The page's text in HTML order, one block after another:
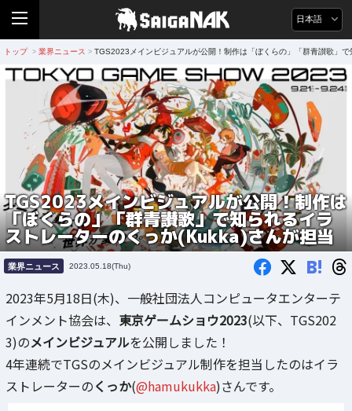
日本語
トップ > 業界ニュース > TGS2023メインビジュアルが公開！制作は「ぼくらの」「群青讃歌」
TGS2023メインビジュアルが公開！制作は
「ぼくらの」「群青讃歌」で知られるイラ
ストレーターのくっか(Kukka)さんが担当
業界ニュース 2023.05.18(Thu) B!
2023年5月18日(木)、一般社団法人コンピュータエンターテ
インメント協会は、 東京ゲームショウ2023(以下、TGS202
3)のメインビジュアルを公開しました！
4年連続でTGSのメインビジュアル制作を担当したのはイラ
ストレーターのくっか(@hamukukka)さんです。